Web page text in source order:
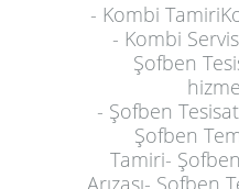
- Kombi
- Kombi
Şofben
- Şofben
Şofben
Tamiri-
Arızası- Şofben